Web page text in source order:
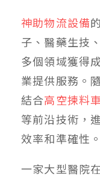
神助物流設備的
子、醫藥生技
多個領域獲得
業提供服務。
結合高空揀料車
等前沿技術，
效率和準確性。
一家大型醫院